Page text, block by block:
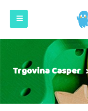
Trgovina Casper